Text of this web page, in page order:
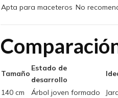
Apta para maceteros No
Tamaño
Estado de
desarrollo
140 cm Árbol joven formado